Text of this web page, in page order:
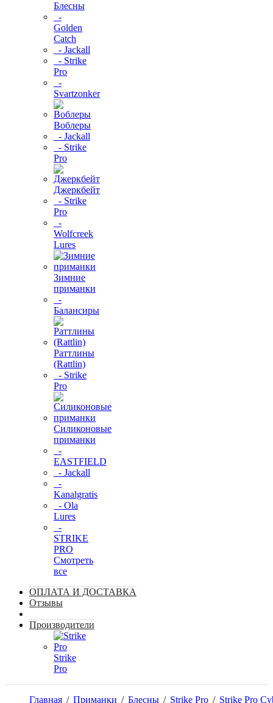
Блесны
-
Golden
Catch
- Jackall
- Strike
Pro
-
Svartzonker
Воблеры
- Jackall
- Strike
Pro
Джеркбейт
- Strike
Pro
-
Wolfcreek
Lures
Зимние
приманки
-
Балансиры
Раттлины
(Rattlin)
- Strike
Pro
Силиконовые
приманки
-
EASTFIELD
- Jackall
-
Kanalgratis
- Ola
Lures
-
STRIKE
PRO
Смотреть
все
ОПЛАТА И ДОСТАВКА
Отзывы
Производители
Strike
Pro
Главная / Приманки / Блесны / Strike Pro / Strike Pro